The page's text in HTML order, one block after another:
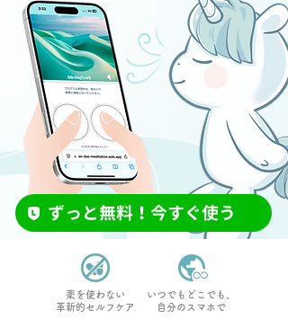
ずっと無料！今すぐ使う
薬を使わない
革新的セルフケア
いつでもどこでも、
自分のスマホで